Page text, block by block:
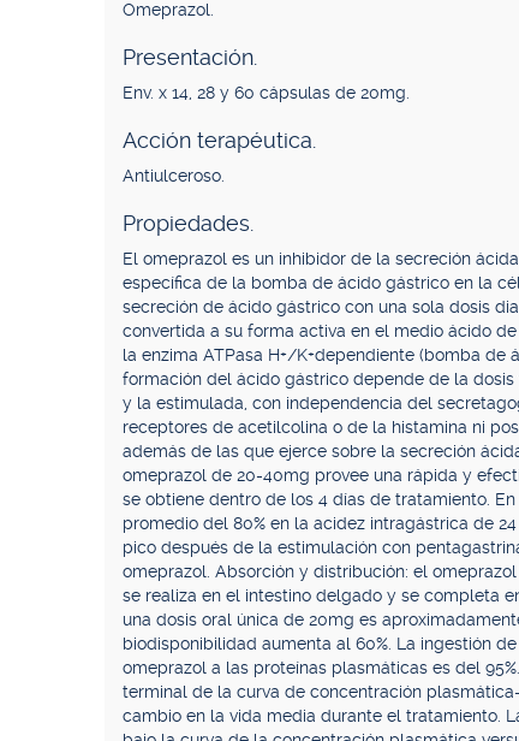
Omeprazol.
Presentación.
Env. x 14, 28 y 60 cápsulas de 20mg.
Acción terapéutica.
Antiulceroso.
Propiedades.
El omeprazol es un inhibidor de la secreción
específica de la bomba de ácido gástrico en la
secreción de ácido gástrico con una sola dosis
convertida a su forma activa en el medio ácido
la enzima ATPasa H+/K+dependiente (bomba
formación del ácido gástrico depende de la
y la estimulada, con independencia del
receptores de acetilcolina o de la histamina ni
además de las que ejerce sobre la secreción
omeprazol de 20-40mg provee una rápida y
se obtiene dentro de los 4 días de tratamiento.
promedio del 80% en la acidez intragástrica de
pico después de la estimulación con
omeprazol. Absorción y distribución: el
se realiza en el intestino delgado y se completa
una dosis oral única de 20mg es
biodisponibilidad aumenta al 60%. La ingestión
omeprazol a las proteínas plasmáticas es del
terminal de la curva de concentración
cambio en la vida media durante el tratamiento.